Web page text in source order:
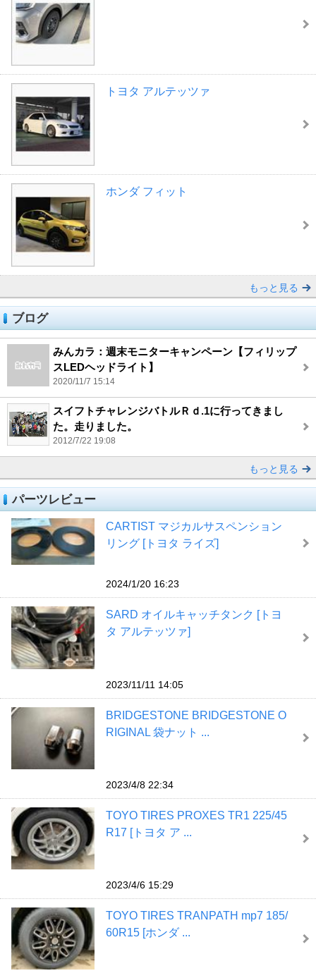
トヨタ アルテッツァ
ホンダ フィット
もっと見る
ブログ
みんカラ：週末モニターキャンペーン【フィリップ
スLEDヘッドライト】
2020/11/7 15:14
スイフトチャレンジバトルＲｄ.1に行ってきまし
た。走りました。
2012/7/22 19:08
もっと見る
パーツレビュー
CARTIST マジカルサスペンション
リング [トヨタ ライズ]
2024/1/20 16:23
SARD オイルキャッチタンク [トヨ
タ アルテッツァ]
2023/11/11 14:05
BRIDGESTONE BRIDGESTONE O
RIGINAL 袋ナット ...
2023/4/8 22:34
TOYO TIRES PROXES TR1 225/45
R17 [トヨタ ア ...
2023/4/6 15:29
TOYO TIRES TRANPATH mp7 185/
60R15 [ホンダ ...